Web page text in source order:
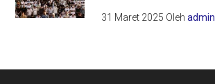
31 Maret 2025 Olehadmin